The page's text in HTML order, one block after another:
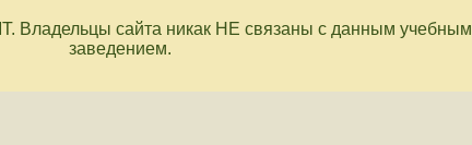
Владельцы сайта никак НЕ связаны с данным учебным
заведением.